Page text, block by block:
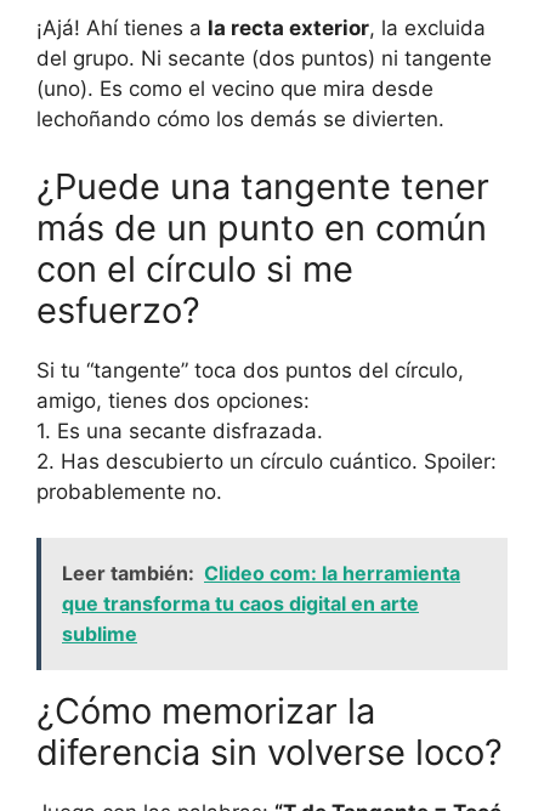
¡Ajá! Ahí tienes a la recta exterior, la excluida
del grupo. Ni secante (dos puntos) ni tangente
(uno). Es como el vecino que mira desde
lechoñando cómo los demás se divierten.
¿Puede una tangente tener
más de un punto en común
con el círculo si me
esfuerzo?
Si tu “tangente” toca dos puntos del círculo,
amigo, tienes dos opciones:
1. Es una secante disfrazada.
2. Has descubierto un círculo cuántico. Spoiler:
probablemente no.
Leer también: Clideo com: la herramienta
que transforma tu caos digital en arte
sublime
¿Cómo memorizar la
diferencia sin volverse loco?